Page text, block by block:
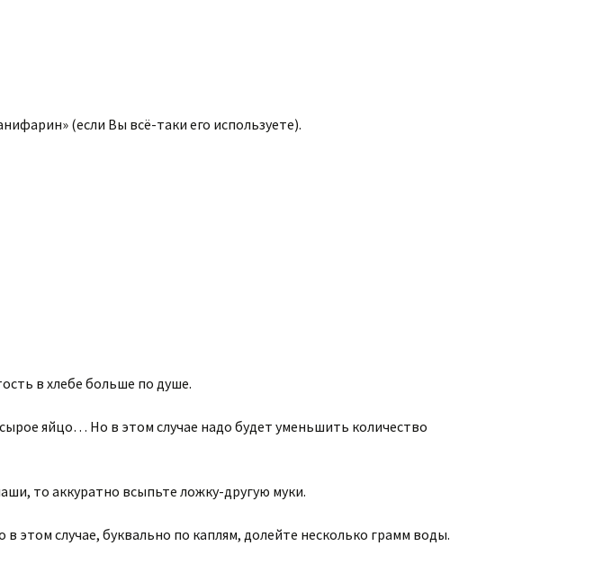
(если Вы всё-таки его используете).
в хлебе больше по душе.
яйцо… Но в этом случае надо будет уменьшить количество
то аккуратно всыпьте ложку-другую муки.
этом случае, буквально по каплям, долейте несколько грамм воды.